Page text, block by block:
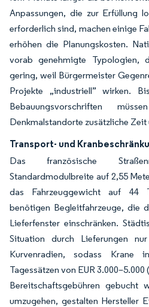
Anpassungen, die zur Erfüllung
erforderlich sind, machen einige
erhöhen die Planungskosten.
vorab genehmigte Typologien,
gering, weil Bürgermeister
Projekte „industriell” wirken.
Bebauungsvorschriften
Denkmalstandorte zusätzliche Zeit
Transport- und
Das französische
Standardmodulbreite auf 2,55
das Fahrzeuggewicht auf 44
benötigen Begleitfahrzeuge, die
Lieferfenster einschränken.
Situation durch Lieferungen
Kurvenradien, sodass Krane
Tagessätzen von EUR
Bereitschaftsgebühren gebucht
umzugehen, gestalten Hersteller